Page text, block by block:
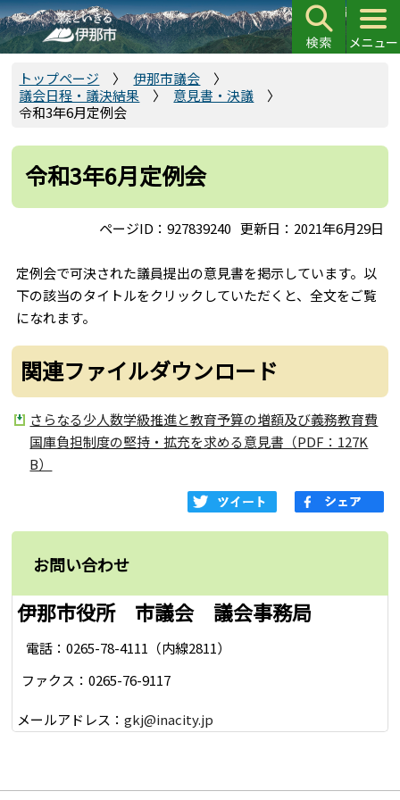
こ
の
ペ
先
トップページ
伊那市議会
議会日程・議決結果
意見書・決議
令和3年6月定例会
令和3年6月定例会
ページID：927839240 更新日：2021年6月29日
定例会で可決された議員提出の意見書を掲示しています。以
下の該当のタイトルをクリックしていただくと、全文をご覧
になれます。
関連ファイルダウンロード
さらなる少人数学級推進と教育予算の増額及び義務教育費
国庫負担制度の堅持・拡充を求める意見書（PDF：127K
B）
お問い合わせ
伊那市役所 市議会 議会事務局
電話：0265-78-4111（内線2811）
ファクス：0265-76-9117
メールアドレス：gkj@inacity.jp